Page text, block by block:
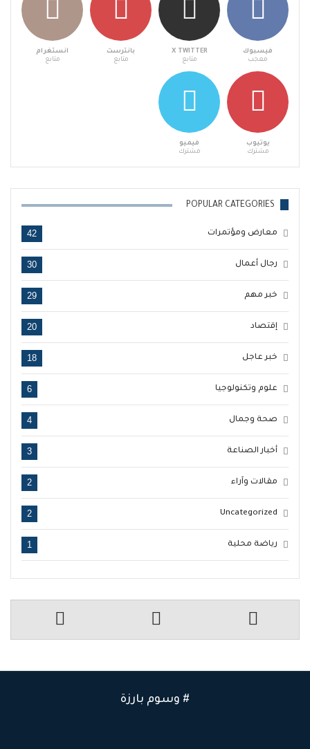
فيسبوك
معجب
X TWITTER
متابع
بانترست
متابع
انستغرام
متابع
يوتيوب
مشترك
فيميو
مشترك
POPULAR CATEGORIES
معارض ومؤتمرات 42
رجال أعمال 30
خبر مهم 29
إقتصاد 20
خبر عاجل 18
علوم وتكنولوجيا 6
صحة وجمال 4
أخبار الصناعة 3
مقالات وآراء 2
Uncategorized
2
رياضة محلية 1
# وسوم بارزة